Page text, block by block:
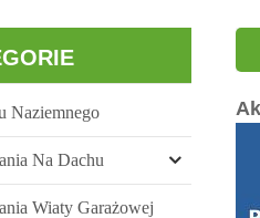
Naziemnego
Na Dachu
Wiaty Garażowej